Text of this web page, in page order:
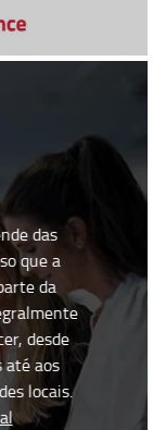
das
que a
da
desde
até aos
locais.